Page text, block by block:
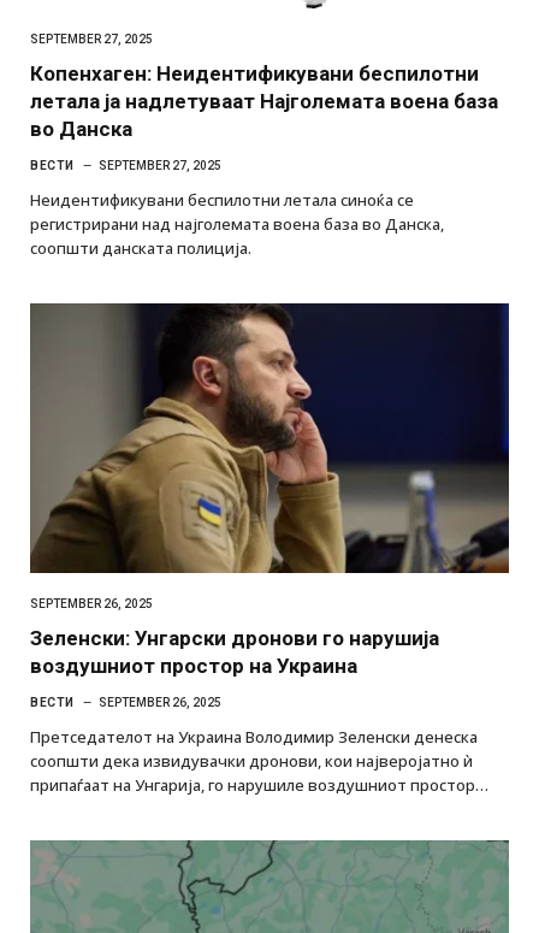
SEPTEMBER 27, 2025
Копенхаген: Неидентификувани беспилотни
летала ја надлетуваат Најголемата воена база
во Данска
ВЕСТИ SEPTEMBER 27, 2025
Неидентификувани беспилотни летала синоќа се
регистрирани над најголемата воена база во Данска,
соопшти данската полиција.
SEPTEMBER 26, 2025
Зеленски: Унгарски дронови го нарушија
воздушниот простор на Украина
ВЕСТИ SEPTEMBER 26, 2025
Претседателот на Украина Володимир Зеленски денеска
соопшти дека извидувачки дронови, кои најверојатно ѝ
припаѓаат на Унгарија, го нарушиле воздушниот простор…